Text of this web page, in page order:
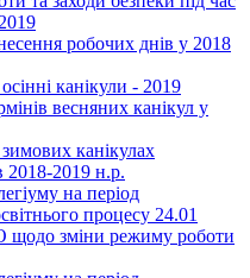
робочих днів у 2018
канікули - 2019
весняних канікул у
канікулах
2018-2019 н.р.
на період
процесу 24.01
щодо зміни режиму роботи